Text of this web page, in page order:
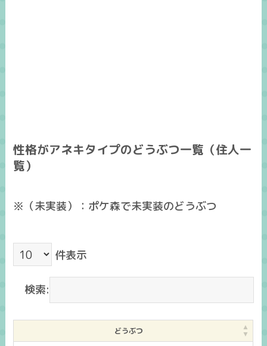
性格がアネキタイプのどうぶつ一覧（住人一
覧）
※（未実装）：ポケ森で未実装のどうぶつ
件表示
検索:
どうぶつ